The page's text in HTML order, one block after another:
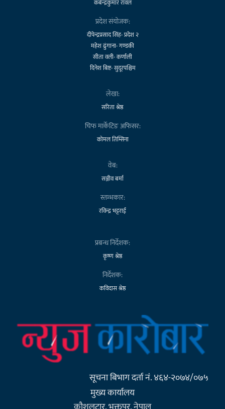
कबेन्द्रकुमार रावल
प्रदेश संयोजक:
दीपेन्द्रप्रसाद सिंह- प्रदेश २
महेश ढुंगाना- गण्डकी
सीता वली- कर्णाली
दिनेश बिष्ट- सुदूरपश्चिम
लेखा:
सरिता श्रेष्ठ
चिफ मार्केटिङ अफिसर:
कोमल तिम्सिना
वेब:
सञ्जीव बर्मा
स्तम्भकार:
रविन्द्र भट्टराई
प्रबन्ध निर्देशक:
कृष्ण श्रेष्ठ
निर्देशक:
कविदास श्रेष्ठ
सूचना बिभाग दर्ता नं. ४६४-२०७४/०७५
मुख्य कार्यालय